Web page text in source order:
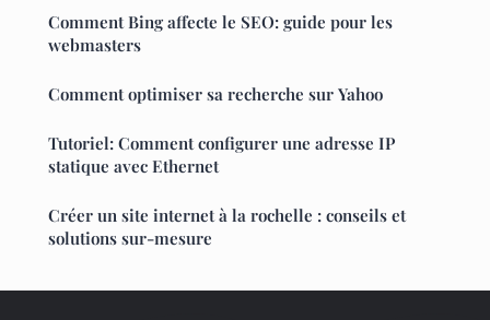
Comment Bing affecte le SEO: guide pour les
webmasters
Comment optimiser sa recherche sur Yahoo
Tutoriel: Comment configurer une adresse IP
statique avec Ethernet
Créer un site internet à la rochelle : conseils et
solutions sur-mesure